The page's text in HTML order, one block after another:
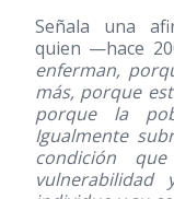
Señala una
quien —hace
enferman,
más, porque
porque la
Igualmente
condición
vulnerabilidad